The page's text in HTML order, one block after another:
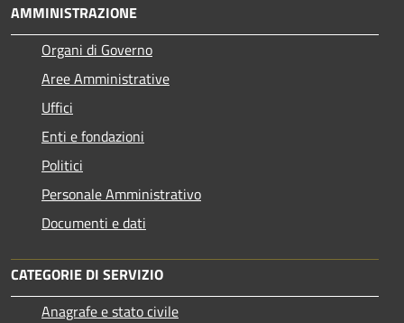
AMMINISTRAZIONE
Organi di Governo
Aree Amministrative
Uffici
Enti e fondazioni
Politici
Personale Amministrativo
Documenti e dati
CATEGORIE DI SERVIZIO
Anagrafe e stato civile